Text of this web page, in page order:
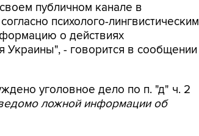
публичном канале в
психолого-лингвистическим
о действиях
- говорится в сообщении
уголовное дело по п. "д" ч. 2
ложной информации об